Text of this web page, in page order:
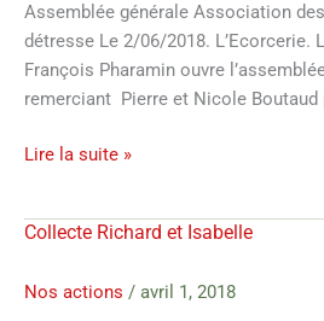
Assemblée générale Association
détresse Le 2/06/2018.
François Pharamin ouvre
remerciant Pierre et Nicole
AFFD
2018
Lire la suite »
Collecte Richard et Isabelle
Nos actions / avril 1, 2018
Collecte
et